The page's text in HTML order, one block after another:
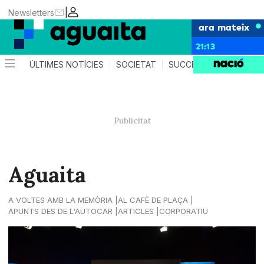
|
Newsletters
ara mateix
21:13
ÚLTIMES NOTÍCIES SOCIETAT SUCCESSOS AGENDA
Aguaita
A VOLTES AMB LA MEMÒRIA
AL CAFÈ DE PLAÇA
APUNTS DES DE L'AUTOCAR
ARTICLES CORPORATIU